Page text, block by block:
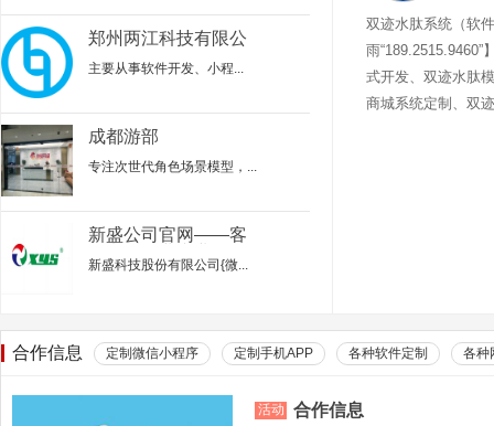
郑州两江科技有限公
主要从事‌软件开发、小程...
成都游部
专注次世代角色场景模型，...
新盛公司官网——客
务平台
新盛科技股份有限公司{微...
双迹水肽系统（软
雨“189.2515.9460”
式开发、双迹水肽
商城系统定制、双
合作信息 定制微信小程序 定制手机APP 各种软件定制 各种
活动 合作信息